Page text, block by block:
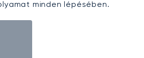
minden lépésében.